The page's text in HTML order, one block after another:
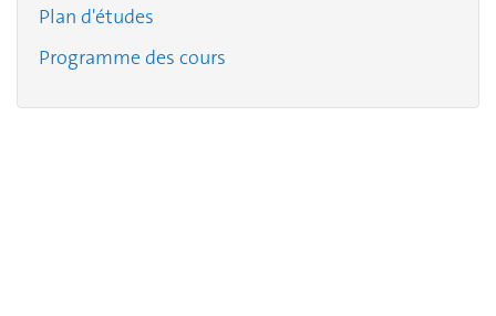
Plan d'études
Programme des cours